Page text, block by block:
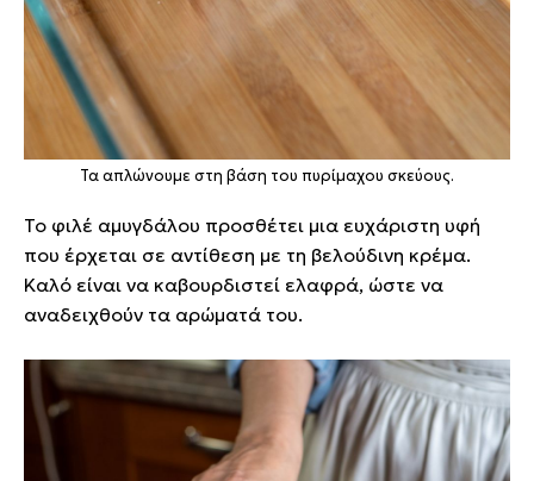
Τα απλώνουμε στη βάση του πυρίμαχου σκεύους.
Το φιλέ αμυγδάλου προσθέτει μια ευχάριστη υφή
που έρχεται σε αντίθεση με τη βελούδινη κρέμα.
Καλό είναι να καβουρδιστεί ελαφρά, ώστε να
αναδειχθούν τα αρώματά του.